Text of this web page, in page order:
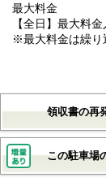
最大料金
【全日】最大料
※最大料金は繰り
領収書の再
この駐車場